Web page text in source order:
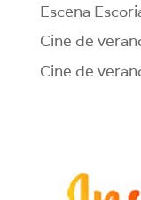
Escena
Cine de
Cine de